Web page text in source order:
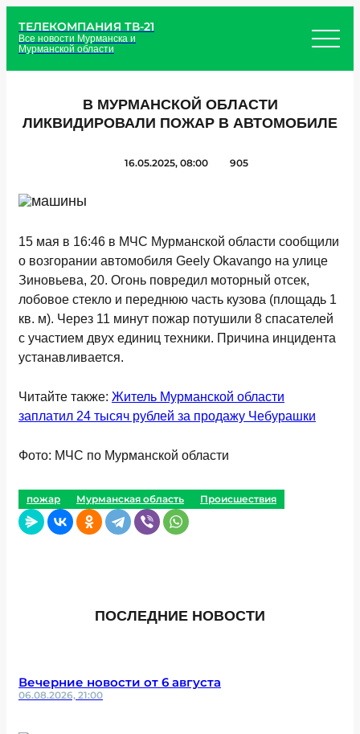
ТЕЛЕКОМПАНИЯ ТВ-21
Все новости Мурманска и
Мурманской области
В МУРМАНСКОЙ ОБЛАСТИ
ЛИКВИДИРОВАЛИ ПОЖАР В АВТОМОБИЛЕ
16.05.2025, 08:00 905
15 мая в 16:46 в МЧС Мурманской области сообщили
о возгорании автомобиля Geely Okavango на улице
Зиновьева, 20. Огонь повредил моторный отсек,
лобовое стекло и переднюю часть кузова (площадь 1
кв. м). Через 11 минут пожар потушили 8 спасателей
с участием двух единиц техники. Причина инцидента
устанавливается.
Читайте также: Житель Мурманской области
заплатил 24 тысяч рублей за продажу Чебурашки
Фото: МЧС по Мурманской области
пожар Мурманская область Происшествия
ПОСЛЕДНИЕ НОВОСТИ
Вечерние новости от 6 августа
06.08.2026, 21:00